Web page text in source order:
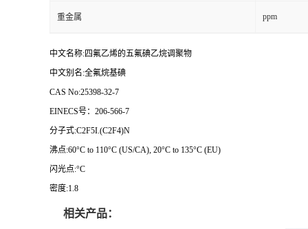
重金属 ppm
中文名称:四氟乙烯的五氟碘乙烷调聚物
中文别名:全氟烷基碘
CAS No:25398-32-7
EINECS号：206-566-7
分子式:C2F5I.(C2F4)N
沸点:60°C to 110°C (US/CA), 20°C to 135°C (EU)
闪光点:°C
密度:1.8
相关产品：